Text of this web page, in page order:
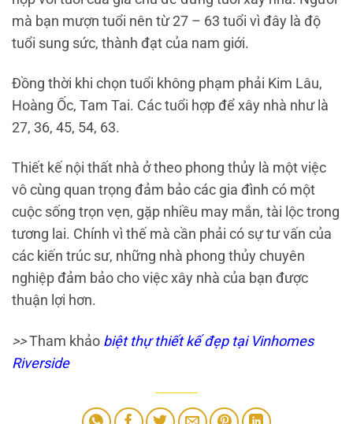
mà bạn mượn tuổi nên từ 27 – 63 tuổi vì đây là độ
tuổi sung sức, thành đạt của nam giới.
Đồng thời khi chọn tuổi không phạm phải Kim Lâu,
Hoàng Ốc, Tam Tai. Các tuổi hợp để xây nhà như là
27, 36, 45, 54, 63.
Thiết kế nội thất nhà ở theo phong thủy là một việc
vô cùng quan trọng đảm bảo các gia đình có một
cuộc sống trọn vẹn, gặp nhiều may mắn, tài lộc trong
tương lai. Chính vì thế mà cần phải có sự tư vấn của
các kiến trúc sư, những nhà phong thủy chuyên
nghiệp đảm bảo cho việc xây nhà của bạn được
thuận lợi hơn.
>>Tham khảo biệt thự thiết kế đẹp tại Vinhomes
Riverside